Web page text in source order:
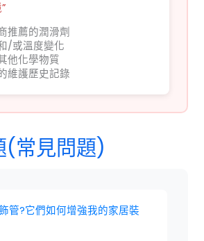
推薦的潤滑劑
/或溫度變化
他化學物質
維護歷史記錄
(常見問題)
管?它們如何增強我的家居裝